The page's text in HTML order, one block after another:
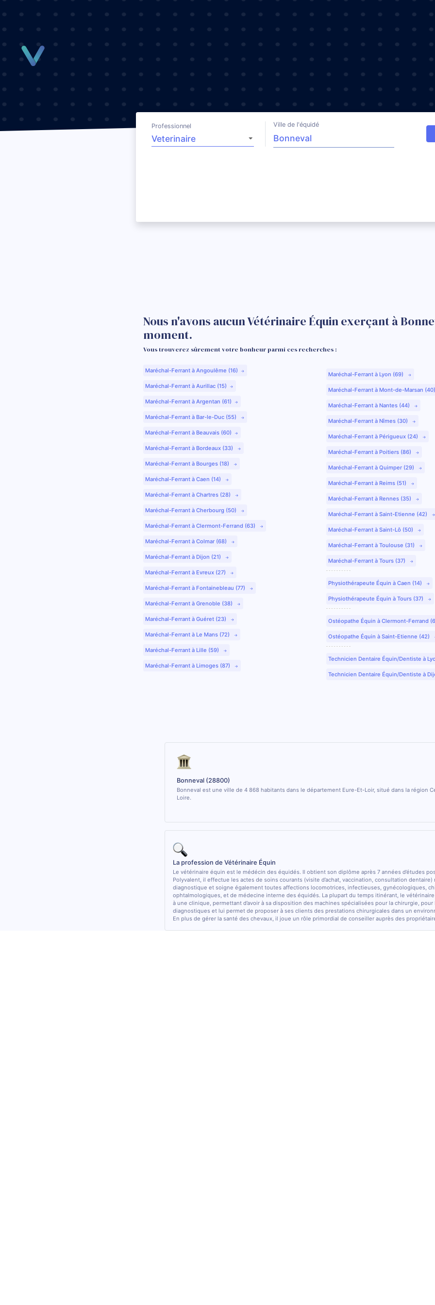
Professionnel Ville de l'équidé
Nous n'avons aucun Vétérinaire Équin exerçant à
moment.
Vous trouverez sûrement votre bonheur parmi ces recherches :
Maréchal-Ferrant à Angoulême (16)
Maréchal-Ferrant à Aurillac (15)
Maréchal-Ferrant à Argentan (61)
Maréchal-Ferrant à Bar-le-Duc (55)
Maréchal-Ferrant à Beauvais (60)
Maréchal-Ferrant à Bordeaux (33)
Maréchal-Ferrant à Bourges (18)
Maréchal-Ferrant à Caen (14)
Maréchal-Ferrant à Chartres (28)
Maréchal-Ferrant à Cherbourg (50)
Maréchal-Ferrant à Clermont-Ferrand (63)
Maréchal-Ferrant à Colmar (68)
Maréchal-Ferrant à Dijon (21)
Maréchal-Ferrant à Evreux (27)
Maréchal-Ferrant à Fontainebleau (77)
Maréchal-Ferrant à Grenoble (38)
Maréchal-Ferrant à Guéret (23)
Maréchal-Ferrant à Le Mans (72)
Maréchal-Ferrant à Lille (59)
Maréchal-Ferrant à Limoges (87)
Maréchal-Ferrant à Lyon (69)
Maréchal-Ferrant à Mont-de-Marsan
Maréchal-Ferrant à Nantes (44)
Maréchal-Ferrant à Nîmes (30)
Maréchal-Ferrant à Périgueux (24)
Maréchal-Ferrant à Poitiers (86)
Maréchal-Ferrant à Quimper (29)
Maréchal-Ferrant à Reims (51)
Maréchal-Ferrant à Rennes (35)
Maréchal-Ferrant à Saint-Etienne (42)
Maréchal-Ferrant à Saint-Lô (50)
Maréchal-Ferrant à Toulouse (31)
Maréchal-Ferrant à Tours (37)
Physiothérapeute Équin à Caen (14)
Physiothérapeute Équin à Tours (37)
Ostéopathe Équin à Clermont-Ferrand
Ostéopathe Équin à Saint-Etienne (42)
Technicien Dentaire Équin/Dentiste à
Technicien Dentaire Équin/Dentiste à
Bonneval (28800)
Bonneval est une ville de 4 868 habitants dans le département Eure-Et-Loir, situé dans la région
Loire.
La profession de Vétérinaire Équin
Le vétérinaire équin est le médécin des équidés. Il obtient son diplôme après 7 années d’études
Polyvalent, il effectue les actes de soins courants (visite d’achat, vaccination, consultation dentaire)
diagnostique et soigne également toutes affections locomotrices, infectieuses, gynécologiques,
ophtalmologiques, et de médecine interne des équidés. La plupart du temps itinérant, le
à une clinique, permettant d’avoir à sa disposition des machines spécialisées pour la chirurgie,
diagnostiques et lui permet de proposer à ses clients des prestations chirurgicales dans un
En plus de gérer la santé des chevaux, il joue un rôle primordial de conseiller auprès des